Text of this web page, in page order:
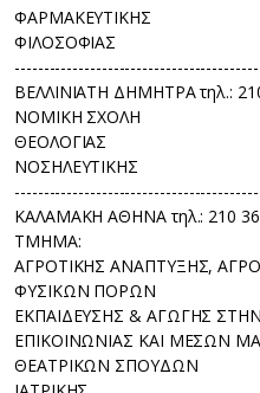
ΦΑΡΜΑΚΕΥΤΙΚΗΣ
ΦΙΛΟΣΟΦΙΑΣ
ΒΕΛΛΙΝΙΑΤΗ ΔΗΜΗΤΡΑ τηλ.:
ΝΟΜΙΚΗ ΣΧΟΛΗ
ΘΕΟΛΟΓΙΑΣ
ΝΟΣΗΛΕΥΤΙΚΗΣ
ΚΑΛΑΜΑΚΗ ΑΘΗΝΑ τηλ.: 210
TMHMA:
ΑΓΡΟΤΙΚΗΣ ΑΝΑΠΤΥΞΗΣ,
ΦΥΣΙΚΩΝ ΠΟΡΩΝ
ΕΚΠΑΙΔΕΥΣΗΣ & ΑΓΩΓΗΣ
ΕΠΙΚΟΙΝΩΝΙΑΣ ΚΑΙ ΜΕΣΩΝ
ΘΕΑΤΡΙΚΩΝ ΣΠΟΥΔΩΝ